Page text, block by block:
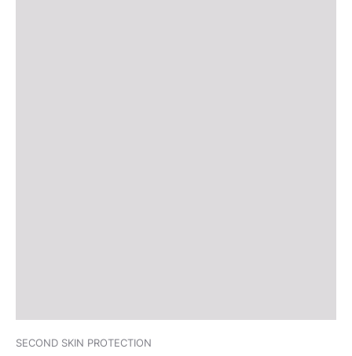
SECOND SKIN PROTECTION